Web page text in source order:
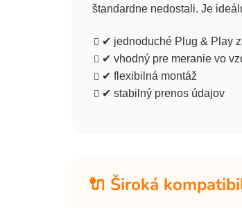
štandardne nedostali. Je
✔ jednoduché Plug & Play
✔ vhodný pre meranie vo
✔ flexibilná montáž
✔ stabilný prenos údajov
🔌 Široká